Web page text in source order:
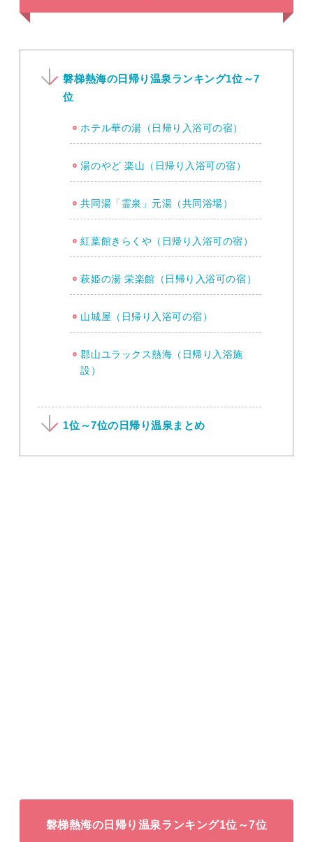
磐梯熱海の日帰り温泉ランキング1位～7
位
ホテル華の湯（日帰り入浴可の宿）
湯のやど 楽山（日帰り入浴可の宿）
共同湯「霊泉」元湯（共同浴場）
紅葉館きらくや（日帰り入浴可の宿）
萩姫の湯 栄楽館（日帰り入浴可の宿）
山城屋（日帰り入浴可の宿）
郡山ユラックス熱海（日帰り入浴施
設）
1位～7位の日帰り温泉まとめ
磐梯熱海の日帰り温泉ランキング1位～7位